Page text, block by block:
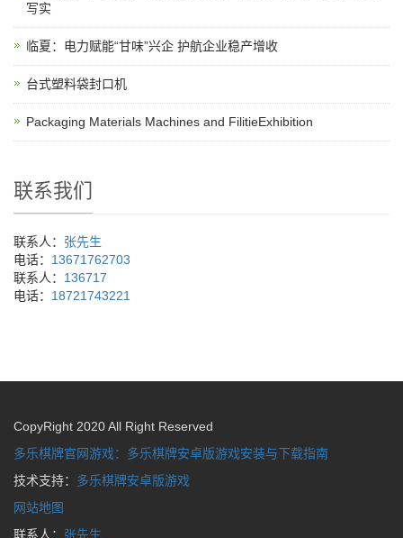
写实
临夏：电力赋能“甘味”兴企 护航企业稳产增收
台式塑料袋封口机
Packaging Materials Machines and FilitieExhibition
联系我们
联系人： 张先生
电话： 13671762703
联系人： 136717
电话： 18721743221
CopyRight 2020 All Right Reserved
多乐棋牌官网游戏：多乐棋牌安卓版游戏安装与下载指南
技术支持： 多乐棋牌安卓版游戏
网站地图
联系人： 张先生